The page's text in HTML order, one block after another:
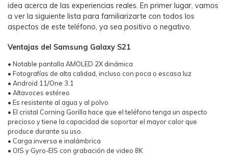
idea acerca de las experiencias reales. En primer lugar, vamos
a ver la siguiente lista para familiarizarte con todos los
aspectos de este teléfono, ya sea positivo o negativo.
Ventajas del Samsung Galaxy S21
• Notable pantalla AMOLED 2X dinámica
• Fotografías de alta calidad, incluso con poca o escasa luz
• Android 11/One 3.1
• Altavoces estéreo
• Es resistente al agua y al polvo
• El cristal Corning Gorilla hace que el teléfono tenga un aspecto
precioso y tiene la capacidad de soportar el mayor calor que
produce durante su uso.
• Carga inversa e inalámbrica
• OIS y Gyro-EIS con grabación de video 8K